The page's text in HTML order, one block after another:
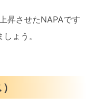
昇させたNAPAです
ょう。